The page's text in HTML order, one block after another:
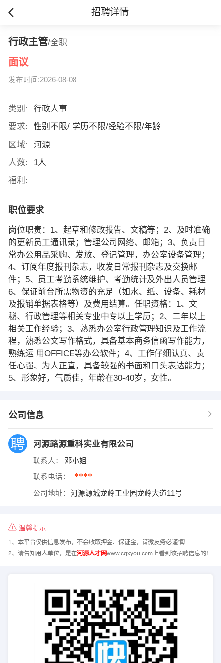
招聘详情
行政主管/全职
面议
发布时间:2026-08-08
类别:
行政人事
要求:
性别不限/ 学历不限/经验不限/年龄
区域:
河源
人数:
1人
福利:
职位要求
岗位职责：1、起草和修改报告、文稿等；2、及时准确
的更新员工通讯录；管理公司网络、邮箱；3、负责日
常办公用品采购、发放、登记管理，办公室设备管理；
4、订阅年度报刊杂志，收发日常报刊杂志及交换邮
件；5、员工考勤系统维护、考勤统计及外出人员管理
6、保证前台所需物资的充足（如水、纸、设备、耗材
及报销单据表格等）及费用结算。任职资格：1、文
秘、行政管理等相关专业中专以上学历；2、二年以上
相关工作经验；3、熟悉办公室行政管理知识及工作流
程，熟悉公文写作格式，具备基本商务信函写作能力，
熟练运 用OFFICE等办公软件；4、工作仔细认真、责
任心强、为人正直，具备较强的书面和口头表达能力；
5、形象好，气质佳，年龄在30-40岁，女性。
公司信息
河源路源重科实业有限公司
联系人： 邓小姐
联系电话： ****
公司地址： 河源源城龙岭工业园龙岭大道11号
温馨提示
1、本平台仅供信息发布，不会收取押金、保证金，请微友务必谨慎！
2、请告知用人单位，是在河源人才网www.cqxyou.com上看到该招聘信息的！